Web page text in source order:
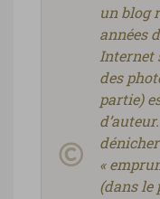
un blog
années
Internet
des
partie)
«
(dans le